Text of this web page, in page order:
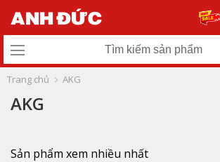
Trang chủ AKG
AKG
Sản phẩm xem nhiều nhất